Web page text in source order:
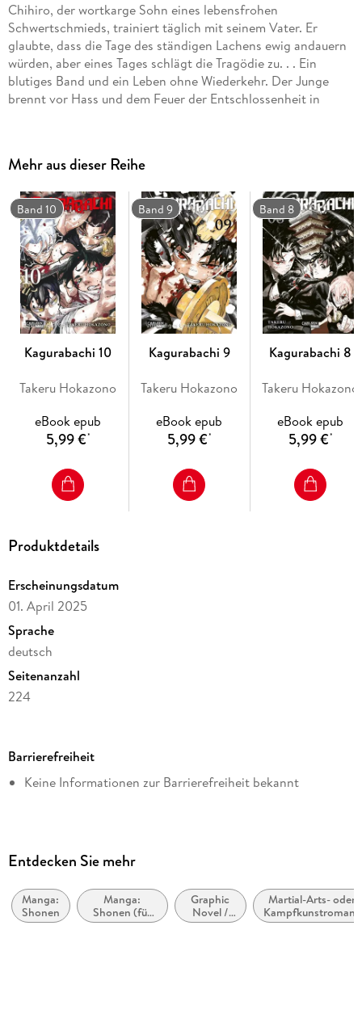
Chihiro, der wortkarge Sohn eines lebensfrohen
Schwertschmieds, trainiert täglich mit seinem Vater. Er
glaubte, dass die Tage des ständigen Lachens ewig andauern
würden, aber eines Tages schlägt die Tragödie zu. . . Ein
blutiges Band und ein Leben ohne Wiederkehr. Der Junge
brennt vor Hass und dem Feuer der Entschlossenheit in
Cinematische und außergewöhnlich atmosphärische
Action
Für Fans von JOHN WICK und QUENTIN TARANTINO
Dies ist Band 1 der Serie.
Der neue Action-Superhit aus dem Shonen Jump - voller
Spannung, Rache und epischer Kämpfe!
Mehr aus dieser Reihe
Band 10
Kagurabachi 10
Takeru Hokazono
eBook epub
5,99 €*
Band 9
Kagurabachi 9
Takeru Hokazono
eBook epub
5,99 €*
Band 8
Kagurabachi 8
Takeru Hokazono
eBook epub
5,99 €*
Produktdetails
Erscheinungsdatum
01. April 2025
Sprache
deutsch
Seitenanzahl
224
Altersempfehlung
von 15 bis 99 Jahren
Autor/Autorin
Übersetzung
Antje Bockel
Barrierefreiheit
Keine Informationen zur Barrierefreiheit bekannt
Entdecken Sie mehr
Manga:
Shonen
Manga:
Shonen (für
Jungen im
Graphic
Novel /
Comic /
Martial-Arts- oder
Kampfkunstromane